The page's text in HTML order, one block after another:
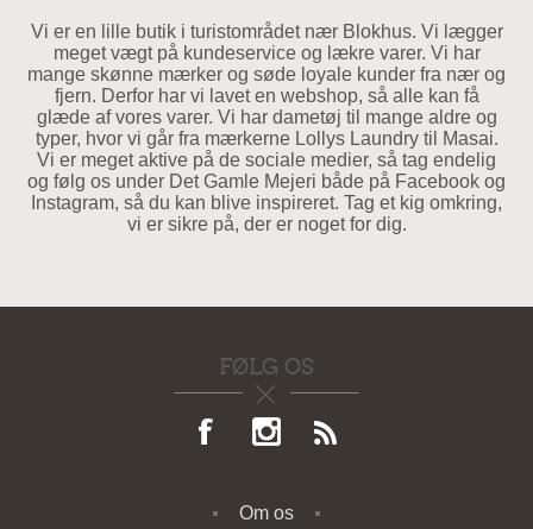
Vi er en lille butik i turistområdet nær Blokhus. Vi lægger
meget vægt på kundeservice og lækre varer. Vi har
mange skønne mærker og søde loyale kunder fra nær og
fjern. Derfor har vi lavet en webshop, så alle kan få
glæde af vores varer. Vi har dametøj til mange aldre og
typer, hvor vi går fra mærkerne Lollys Laundry til Masai.
Vi er meget aktive på de sociale medier, så tag endelig
og følg os under Det Gamle Mejeri både på Facebook og
Instagram, så du kan blive inspireret. Tag et kig omkring,
vi er sikre på, der er noget for dig.
FØLG OS
Om os